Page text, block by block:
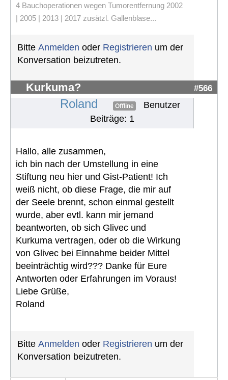
4 Bauchoperationen wegen Tumorentfernung 2002
| 2005 | 2013 | 2017 zusätzl. Gallenblase...
Bitte Anmelden oder Registrieren um der
Konversation beizutreten.
Kurkuma? #566
Roland Offline
Benutzer
Beiträge: 1
Hallo, alle zusammen,
ich bin nach der Umstellung in eine
Stiftung neu hier und Gist-Patient! Ich
weiß nicht, ob diese Frage, die mir auf
der Seele brennt, schon einmal gestellt
wurde, aber evtl. kann mir jemand
beantworten, ob sich Glivec und
Kurkuma vertragen, oder ob die Wirkung
von Glivec bei Einnahme beider Mittel
beeinträchtig wird??? Danke für Eure
Antworten oder Erfahrungen im Voraus!
Liebe Grüße,
Roland
Bitte Anmelden oder Registrieren um der
Konversation beizutreten.